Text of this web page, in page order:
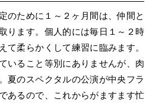
のために１～２ヶ月間は、仲間と
ります。個人的には毎日１～２時
て柔らかくして練習に臨みます。
いること等別にありませんが、肉
夏のスペクタルの公演が中央フラ
あるので、これからがますます忙